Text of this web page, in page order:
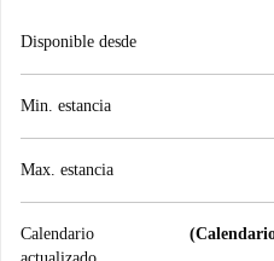
Disponible desde
Min. estancia
Max. estancia
Calendario